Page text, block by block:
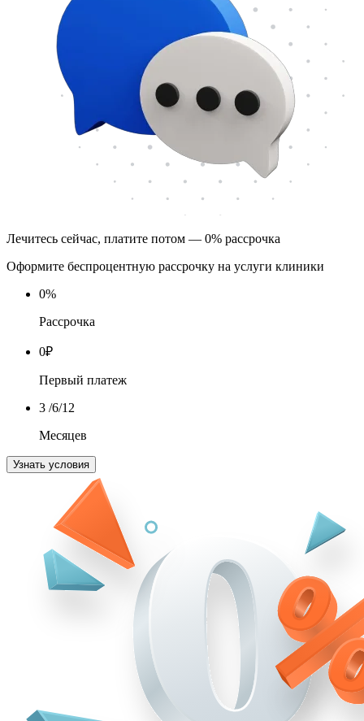
Лечитесь сейчас, платите потом — 0% рассрочка
Оформите беспроцентную рассрочку на услуги клиники
0%
Рассрочка
0₽
Первый платеж
3 /6/12
Месяцев
Узнать условия